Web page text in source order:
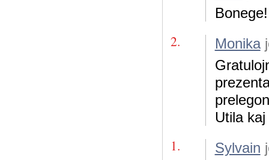
Bonege!
2. Monika
Utila
1. Sylvain